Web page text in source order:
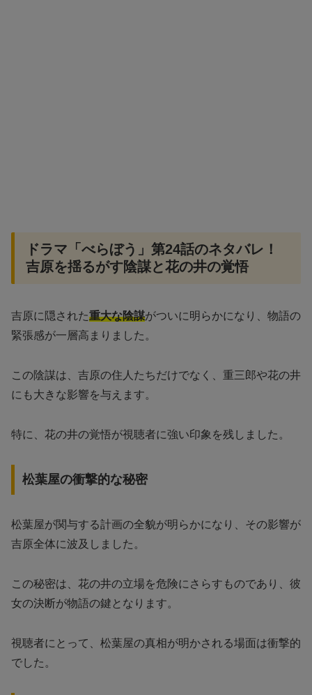
ドラマ「べらぼう」第24話のネタバレ！
吉原を揺るがす陰謀と花の井の覚悟
吉原に隠された重大な陰謀がついに明らかになり、物語の
緊張感が一層高まりました。
この陰謀は、吉原の住人たちだけでなく、重三郎や花の井
にも大きな影響を与えます。
特に、花の井の覚悟が視聴者に強い印象を残しました。
松葉屋の衝撃的な秘密
松葉屋が関与する計画の全貌が明らかになり、その影響が
吉原全体に波及しました。
この秘密は、花の井の立場を危険にさらすものであり、彼
女の決断が物語の鍵となります。
視聴者にとって、松葉屋の真相が明かされる場面は衝撃的
でした。